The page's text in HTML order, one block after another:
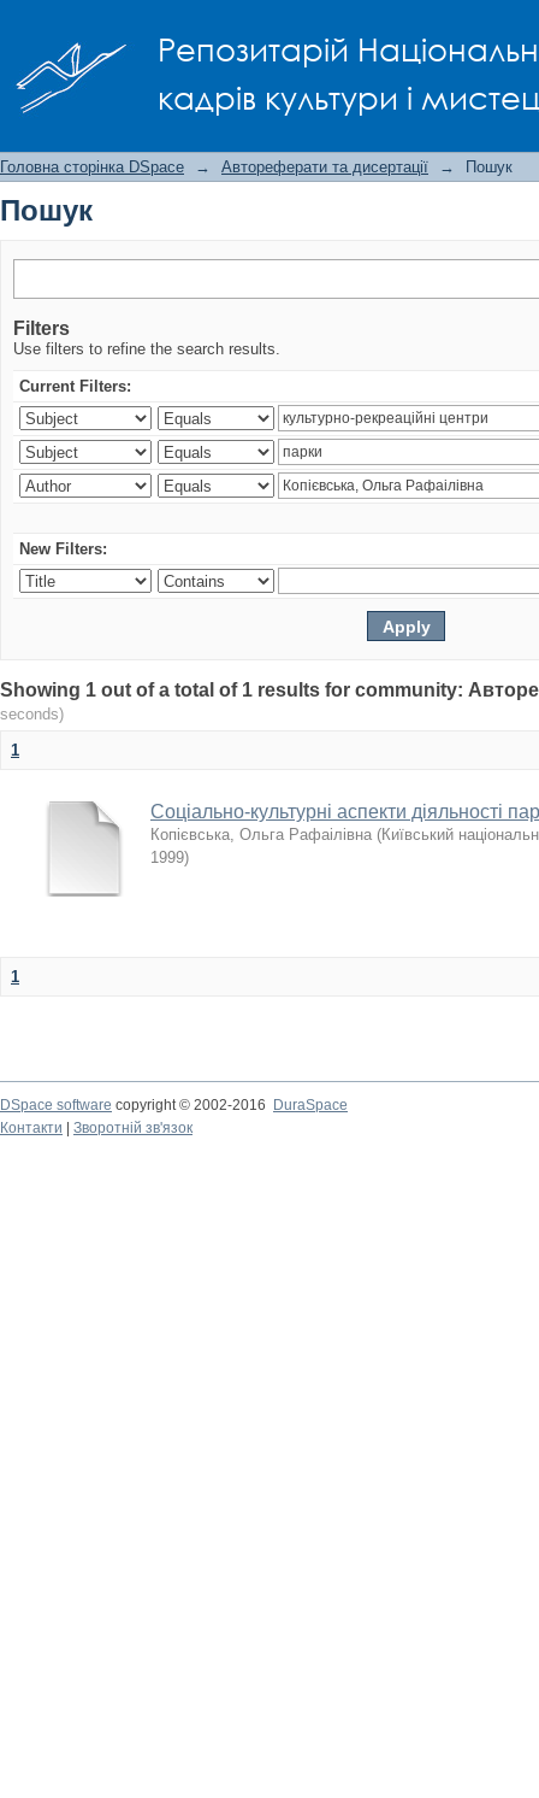
Репозитарій
кадрів культури і
Головна сторінка DSpace → Автореферати та дисертації → Пошук
Пошук
Filters
Use filters to refine the search results.
Current Filters:
New Filters:
Showing 1 out of a total of 1 results for community:
seconds)
1
Соціально-культурні аспекти діяльності
Копієвська, Ольга Рафаілівна (Київський
1999)
1
DSpace software copyright © 2002-2016
DuraSpace
Контакти
Зворотній зв'язок